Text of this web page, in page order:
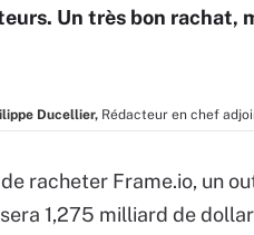
Un très bon rachat,
Ducellier, Rédacteur en chef
racheter Frame.io, un
1,275 milliard de